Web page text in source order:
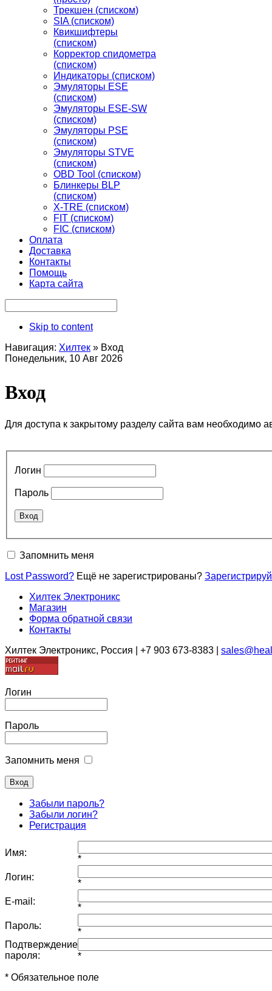
Трекшен (списком)
SIA (списком)
Квикшифтеры
(списком)
Корректор спидометра
(списком)
Индикаторы (списком)
Эмуляторы ESE
(списком)
Эмуляторы ESE-SW
(списком)
Эмуляторы PSE
(списком)
Эмуляторы STVE
(списком)
OBD Tool (списком)
Блинкеры BLP
(списком)
X-TRE (списком)
FIT (списком)
FIC (списком)
Оплата
Доставка
Контакты
Помощь
Карта сайта
Skip to content
Навигация: Хилтек » Вход
Понедельник, 10 Авг 2026
Вход
Для доступа к закрытому разделу сайта вам необходимо
Логин
Пароль
Запомнить меня
Lost Password? Ещё не зарегистрированы?
Хилтек Электроникс
Магазин
Форма обратной связи
Контакты
Хилтек Электроникс, Россия | +7 903 673-8383 |
Логин
Пароль
Запомнить меня
Забыли пароль?
Забыли логин?
Регистрация
Имя:
*
Логин:
*
E-mail:
*
Пароль:
*
Подтверждение
пароля:
*
* Обязательное поле